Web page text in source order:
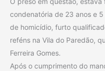
condenatória de 23 anos e
de homicídio, furto
reféns na Vila do Paredão,
Ferreira Gomes.
Após o cumprimento do